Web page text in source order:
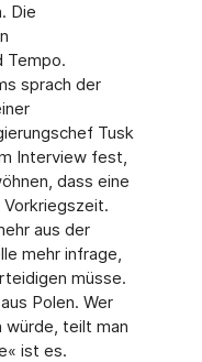
Die
Tempo.
sprach der
Tusk
Interview fest,
dass eine
aus der
mehr infrage,
müsse.
Polen. Wer
teilt man
ist es.